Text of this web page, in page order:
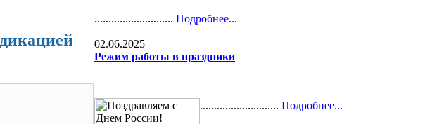
............................ Подробнее...
02.06.2025
Режим работы в праздники
............................ Подробнее...